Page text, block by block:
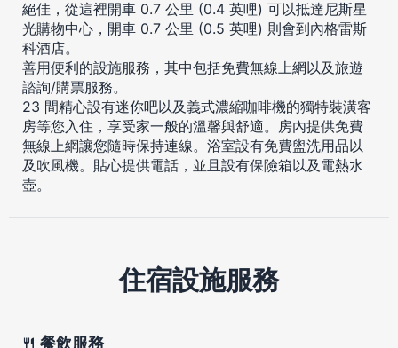
絕佳，從這裡開車 0.7 公里 (0.4 英哩) 可以抵達尼斯星
光購物中心，開車 0.7 公里 (0.5 英哩) 則會到內格雷斯
科酒店。
善用便利的設施服務，其中包括免費無線上網以及旅遊
諮詢/購票服務。
23 間精心設有迷你吧以及義式濃縮咖啡機的獨特裝潢客
房等您入住，享受家一般的溫馨與舒適。房內提供免費
無線上網讓您隨時保持連線。浴室設有免費盥洗用品以
及吹風機。貼心提供電話，並且設有保險箱以及電熱水
壺。
住宿設施服務
餐飲服務